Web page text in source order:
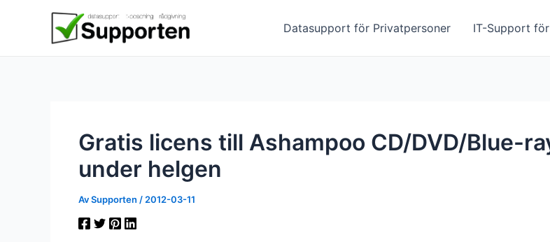
Datasupport för Privatpersoner IT-Support
Gratis licens till Ashampoo CD/DVD/Blue-
under helgen
AvSupporten / 2012-03-11